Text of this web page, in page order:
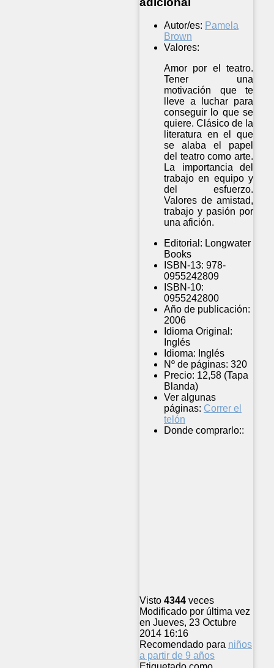
Autor/es: Pamela
Brown
Valores:
Amor por el teatro.
Tener una
motivación que te
lleve a luchar para
conseguir lo que se
quiere. Clásico de la
literatura en el que
se alaba el papel
del teatro como arte.
La importancia del
trabajo en equipo y
del esfuerzo.
Valores de amistad,
trabajo y pasión por
una afición.
Editorial: Longwater
Books
ISBN-13: 978-
0955242809
ISBN-10:
0955242800
Año de publicación:
2006
Idioma Original:
Inglés
Idioma: Inglés
Nº de páginas: 320
Precio: 12,58 (Tapa
Blanda)
Ver algunas
páginas: Correr el
telón
Donde comprarlo::
Visto 4344 veces
Modificado por última vez
en Jueves, 23 Octubre
2014 16:16
Recomendado para niños
a partir de 9 años